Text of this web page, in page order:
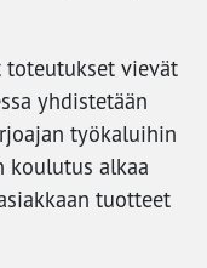
toteutukset vievät
yhdistetään
työkaluihin
koulutus alkaa
tuotteet